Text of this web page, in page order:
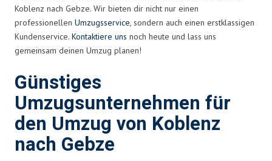
Koblenz nach Gebze. Wir bieten dir nicht nur einen
professionellen Umzugsservice, sondern auch einen erstklassigen
Kundenservice. Kontaktiere uns noch heute und lass uns
gemeinsam deinen Umzug planen!
Günstiges
Umzugsunternehmen für
den Umzug von Koblenz
nach Gebze